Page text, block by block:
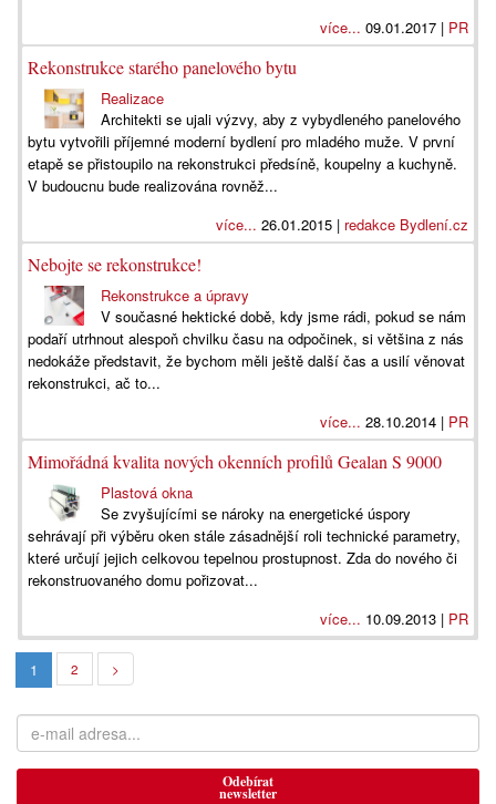
více... 09.01.2017 | PR
Rekonstrukce starého panelového bytu
Realizace
Architekti se ujali výzvy, aby z vybydleného panelového
bytu vytvořili příjemné moderní bydlení pro mladého muže. V první
etapě se přistoupilo na rekonstrukci předsíně, koupelny a kuchyně.
V budoucnu bude realizována rovněž...
více... 26.01.2015 | redakce Bydlení.cz
Nebojte se rekonstrukce!
Rekonstrukce a úpravy
V současné hektické době, kdy jsme rádi, pokud se nám
podaří utrhnout alespoň chvilku času na odpočinek, si většina z nás
nedokáže představit, že bychom měli ještě další čas a usilí věnovat
rekonstrukci, ač to...
více... 28.10.2014 | PR
Mimořádná kvalita nových okenních profilů Gealan S 9000
Plastová okna
Se zvyšujícími se nároky na energetické úspory
sehrávají při výběru oken stále zásadnější roli technické parametry,
které určují jejich celkovou tepelnou prostupnost. Zda do nového či
rekonstruovaného domu pořizovat...
více... 10.09.2013 | PR
1 2 >
Odebírat
newsletter